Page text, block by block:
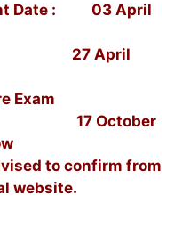
Date : 03 April
: 27 April
Exam
: 17 October
to confirm from
website.